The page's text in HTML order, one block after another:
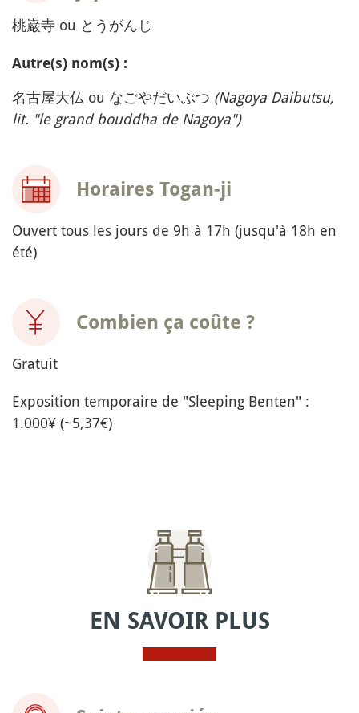
桃巌寺 ou とうがんじ
Autre(s) nom(s) :
名古屋大仏 ou なごやだいぶつ (Nagoya Daibutsu,
lit. "le grand bouddha de Nagoya")
Horaires Togan-ji
Ouvert tous les jours de 9h à 17h (jusqu'à 18h en
été)
Combien ça coûte ?
Gratuit
Exposition temporaire de "Sleeping Benten" :
1.000¥ (~5,37€)
EN SAVOIR PLUS